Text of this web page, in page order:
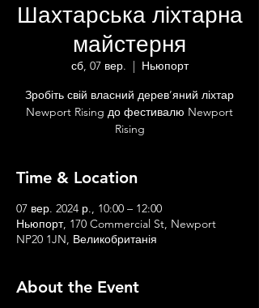
Шахтарська ліхтарна
майстерня
сб, 07 вер.
  |
Ньюпорт
Зробіть свій власний дерев’яний ліхтар
Newport Rising до фестивалю Newport
Rising
Time & Location
07 вер. 2024 р., 10:00 – 12:00
Ньюпорт, 170 Commercial St, Newport
NP20 1JN, Великобританія
About the Event